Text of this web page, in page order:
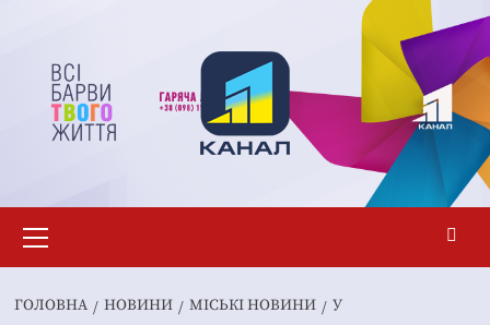
вмісту
меню
ГОЛОВНА НОВИНИ MІСЬКІ НОВИНИ
У